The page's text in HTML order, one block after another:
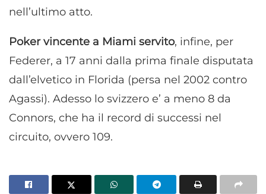
nell’ultimo atto.
Poker vincente a Miami servito, infine, per
Federer, a 17 anni dalla prima finale disputata
dall’elvetico in Florida (persa nel 2002 contro
Agassi). Adesso lo svizzero e’ a meno 8 da
Connors, che ha il record di successi nel
circuito, ovvero 109.